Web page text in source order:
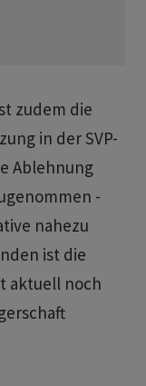
zudem die
in der SVP-
Ablehnung
-
nahezu
ist die
aktuell noch